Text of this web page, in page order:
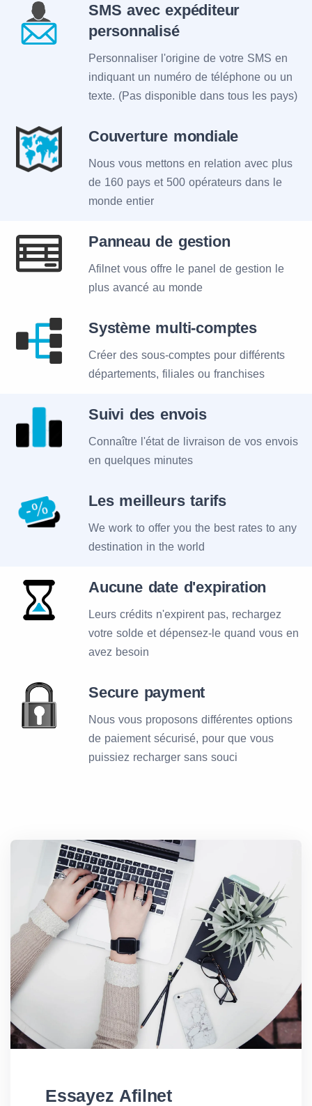
SMS avec expéditeur
personnalisé
Personnaliser l'origine de votre SMS en
indiquant un numéro de téléphone ou un
texte. (Pas disponible dans tous les pays)
Couverture mondiale
Nous vous mettons en relation avec plus
de 160 pays et 500 opérateurs dans le
monde entier
Panneau de gestion
Afilnet vous offre le panel de gestion le
plus avancé au monde
Système multi-comptes
Créer des sous-comptes pour différents
départements, filiales ou franchises
Suivi des envois
Connaître l'état de livraison de vos envois
en quelques minutes
Les meilleurs tarifs
We work to offer you the best rates to any
destination in the world
Aucune date d'expiration
Leurs crédits n'expirent pas, rechargez
votre solde et dépensez-le quand vous en
avez besoin
Secure payment
Nous vous proposons différentes options
de paiement sécurisé, pour que vous
puissiez recharger sans souci
Essayez Afilnet